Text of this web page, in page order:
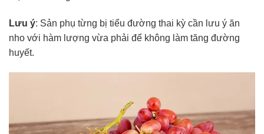
Lưu ý: Sản phụ từng bị tiểu đường thai kỳ cần lưu ý ăn
nho với hàm lượng vừa phải để không làm tăng đường
huyết.